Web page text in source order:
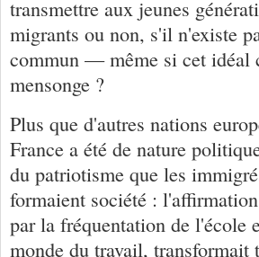
transmettre aux jeunes
migrants ou non, s'il n'existe
commun — même si cet idéal
mensonge ?
Plus que d'autres nations
France a été de nature
du patriotisme que les
formaient société :
par la fréquentation de l'école
monde du travail, transformait